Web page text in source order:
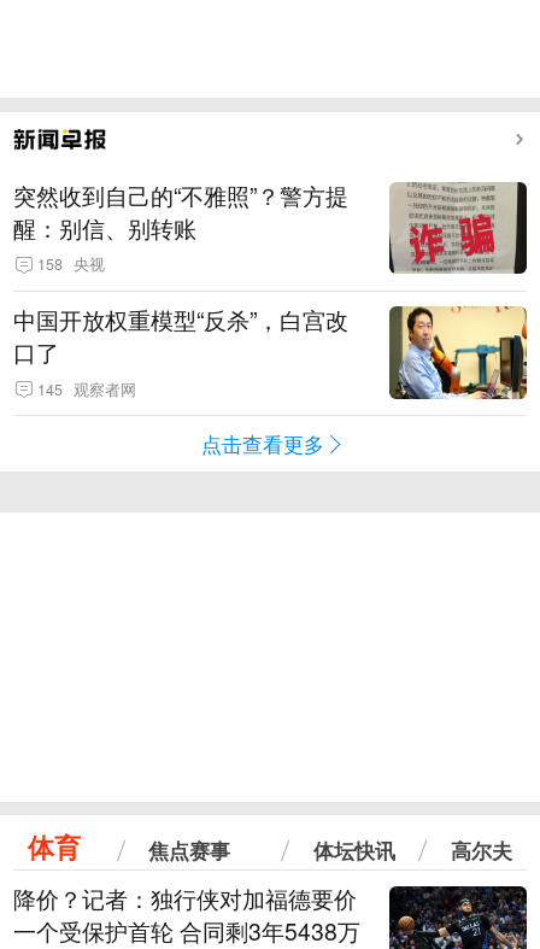
突然收到自己的“不雅照”？警方提
醒：别信、别转账
158 央视
中国开放权重模型“反杀”，白宫改
口了
145 观察者网
点击查看更多
体育 焦点赛事 体坛快讯 高尔夫
降价？记者：独行侠对加福德要价
一个受保护首轮 合同剩3年5438万